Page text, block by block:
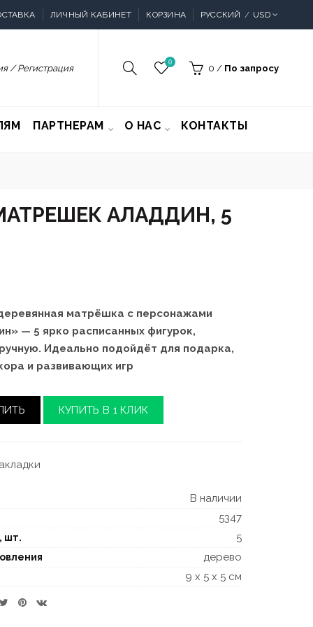
ЛИЧНЫЙ КАБИНЕТ КОРЗИНА РУССКИЙ USD
/ Регистрация
0
0 / По запросу
ПАРТНЕРАМ О НАС КОНТАКТЫ
АЛАДДИН, 5
матрёшка с персонажами
— 5 ярко расписанных фигурок,
Идеально подойдёт для подарка,
и развивающих игр
КУПИТЬ В 1 КЛИК
В наличии
5347
шт. 5
дерево
9 x 5 x 5 см